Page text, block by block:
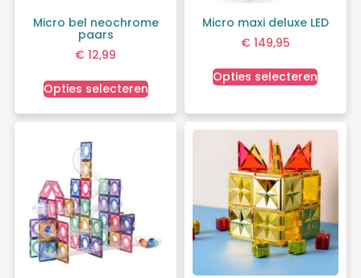
Micro bel neochrome
paars
€ 12,99
Opties selecteren
Micro maxi deluxe LED
€149,95
Opties selecteren